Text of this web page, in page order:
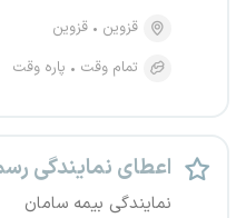
قزوین
قزوین
تمام وقت
پاره وقت
اعطای نمایندگی
نمایندگی بیمه سامان